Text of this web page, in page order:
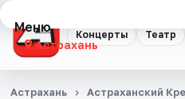
Концерты Театр
Меню
Астрахань
Концерты
Астрахань Астраханский